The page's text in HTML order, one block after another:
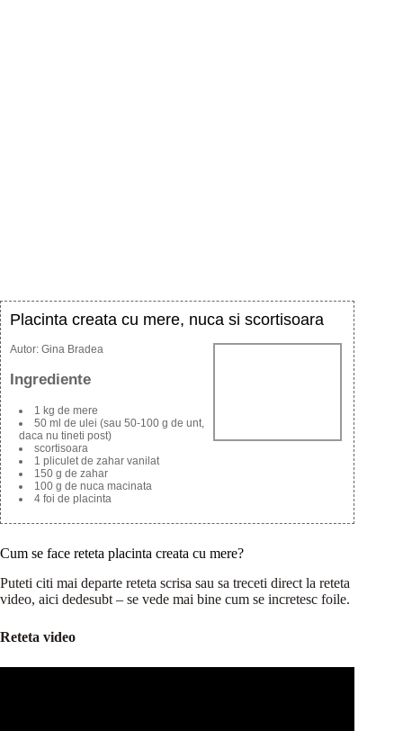
Placinta creata cu mere, nuca si scortisoara
Autor: Gina Bradea
Ingrediente
1 kg de mere
50 ml de ulei (sau 50-100 g de unt,
daca nu tineti post)
scortisoara
1 pliculet de zahar vanilat
150 g de zahar
100 g de nuca macinata
4 foi de placinta
Cum se face reteta placinta creata cu mere?
Puteti citi mai departe reteta scrisa sau sa treceti direct la reteta
video, aici dedesubt – se vede mai bine cum se incretesc foile.
Reteta video